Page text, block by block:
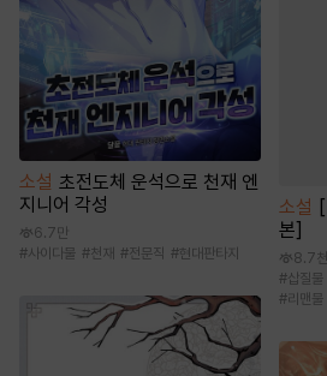
소설 초전도체 운석으로 천재 엔
지니어 각성
6.7만
#사이다물 #천재 #전문직 #현대판타지
소설
본]
8.7천
#삽질물
#리맨물